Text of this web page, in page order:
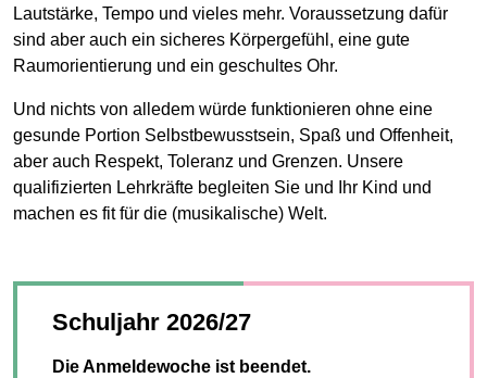
Lautstärke, Tempo und vieles mehr. Voraussetzung dafür
sind aber auch ein sicheres Körpergefühl, eine gute
Raumorientierung und ein geschultes Ohr.
Und nichts von alledem würde funktionieren ohne eine
gesunde Portion Selbstbewusstsein, Spaß und Offenheit,
aber auch Respekt, Toleranz und Grenzen. Unsere
qualifizierten Lehrkräfte begleiten Sie und Ihr Kind und
machen es fit für die (musikalische) Welt.
Schuljahr 2026/27
Die Anmeldewoche ist beendet.